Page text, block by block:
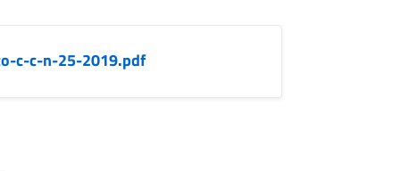
c-c-n-25-2019.pdf